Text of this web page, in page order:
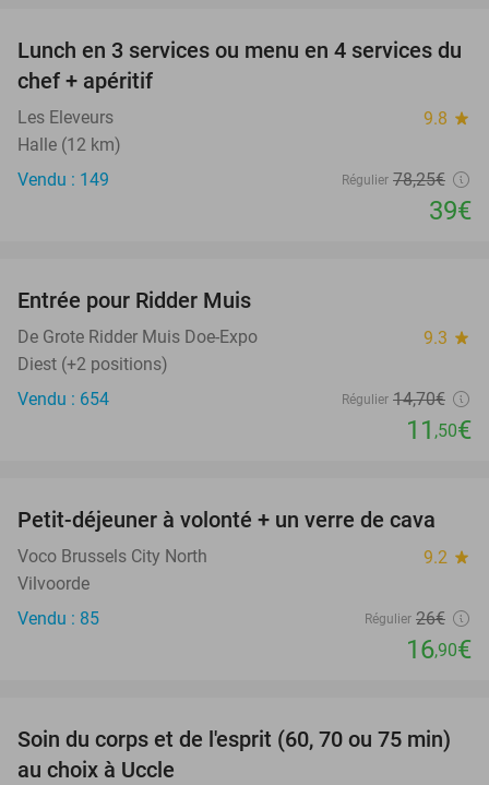
50%
Lunch en 3 services ou menu en 4 services du
chef + apéritif
Les Eleveurs 9.8 star
Halle (12 km)
Vendu : 149
Régulier 78,25€
39€
Entrée pour Ridder Muis
De Grote Ridder Muis Doe-Expo 9.3 star
Diest (+2 positions)
Vendu : 654
Régulier 14,70€
11 ,50€
35%
Petit-déjeuner à volonté + un verre de cava
Voco Brussels City North 9.2 star
Vilvoorde
Vendu : 85
Régulier 26€
16,90€
70%
Soin du corps et de l'esprit (60, 70 ou 75 min)
au choix à Uccle